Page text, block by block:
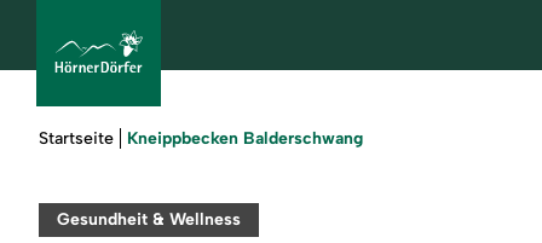
Sie
Startseite Kneippbecken Balderschwang
Gesundheit & Wellness